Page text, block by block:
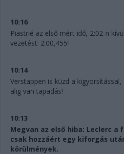
10:16
Piastrié az első mért idő, 2:02-n
vezetést: 2:00,455!
10:14
Verstappen is küzd a
alig van tapadás!
10:13
Megvan az első hiba: Leclerc a
csak hozzáért egy kiforgás
körülmények.